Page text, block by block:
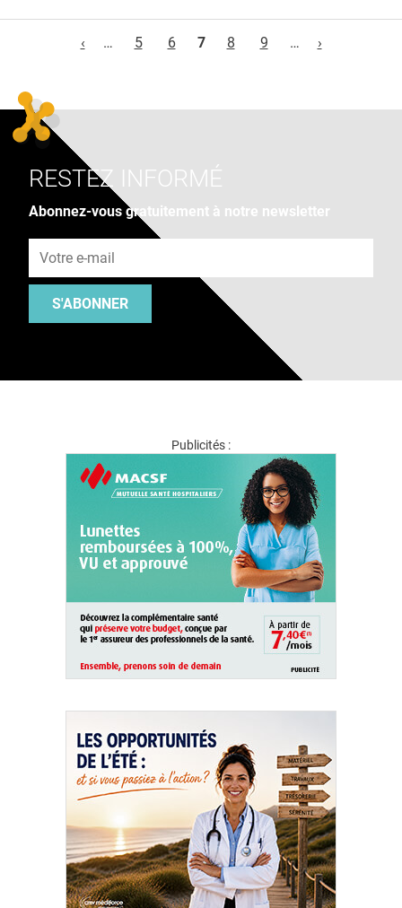
‹
… 5 6 7 8 9 … ›
RESTEZ INFORMÉ
Abonnez-vous gratuitement à notre newsletter
S'ABONNER
Publicités :